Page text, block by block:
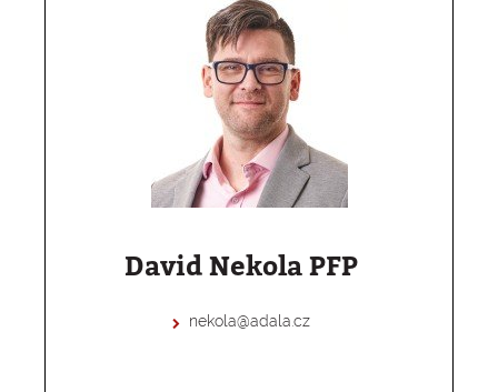
David Nekola PFP
nekola@adala.cz